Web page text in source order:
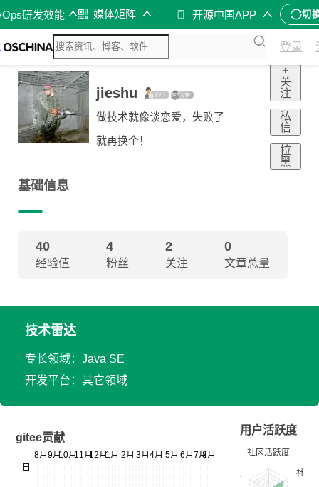
研发效能 媒体矩阵 开源中国APP 切
登录
jieshu
做技术就像谈恋爱，失败了
就再换个！
+
关
注
私
信
拉
黑
基础信息
40
经验值
4
粉丝
2
关注
0
文章总量
技术雷达
专长领域：Java SE
开发平台：其它领域
gitee贡献
用户活跃度